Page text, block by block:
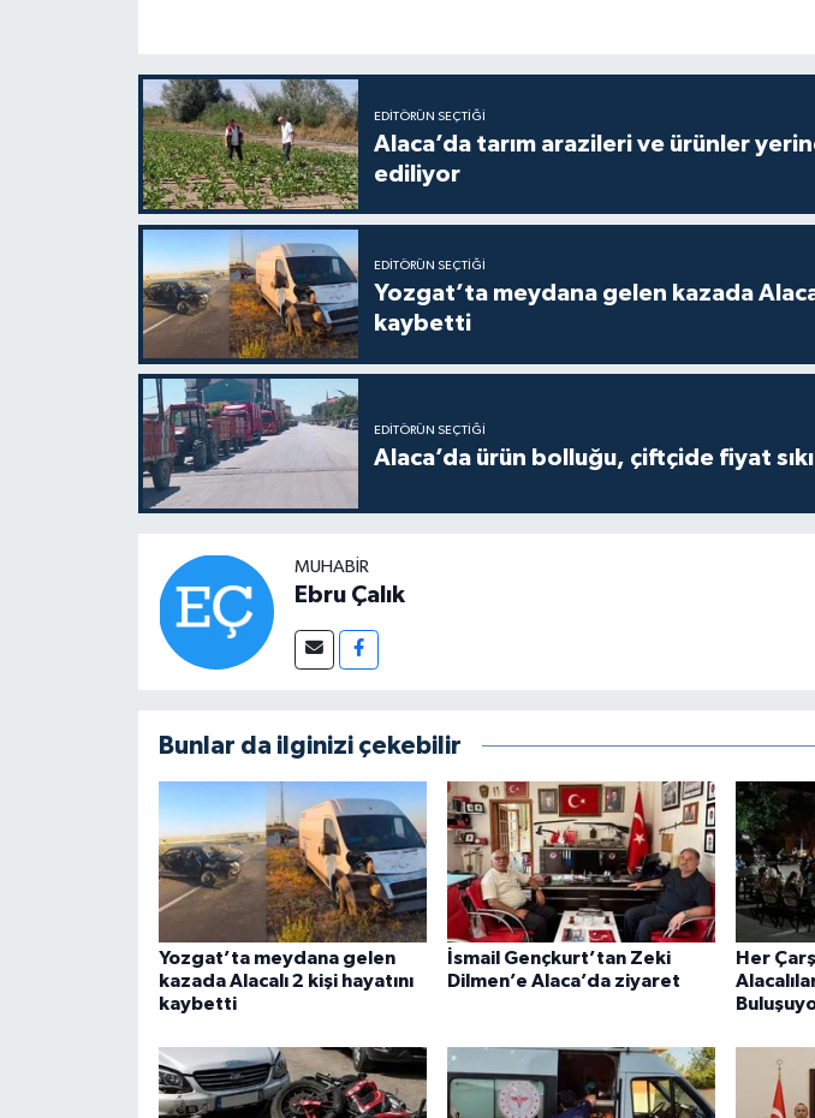
EDITÖRÜN SEÇTIĞI
Alaca’da tarım arazileri ve ürünler
ediliyor
EDITÖRÜN SEÇTIĞI
Yozgat’ta meydana gelen kazada Alacalı 2 kişi hayatını
kaybetti
EDITÖRÜN SEÇTIĞI
Alaca’da ürün bolluğu, çiftçide fiyat
MUHABIR
Ebru Çalık
Bunlar da ilginizi çekebilir
Yozgat’ta meydana gelen
kazada Alacalı 2 kişi hayatını
kaybetti
İsmail Gençkurt’tan Zeki
Dilmen’e Alaca’da ziyaret
Her